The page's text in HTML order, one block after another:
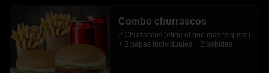
Combo churrascos
2 Churrascos (elige el que mas te guste)
+ 2 papas individuales + 2 bebidas